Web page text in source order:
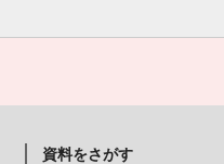
資料をさがす